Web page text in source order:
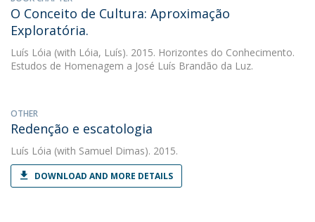
O Conceito de Cultura: Aproximação
Exploratória.
Luís Lóia (with Lóia, Luís). 2015. Horizontes do Conhecimento.
Estudos de Homenagem a José Luís Brandão da Luz.
OTHER
Redenção e escatologia
Luís Lóia (with Samuel Dimas). 2015.
DOWNLOAD AND MORE DETAILS